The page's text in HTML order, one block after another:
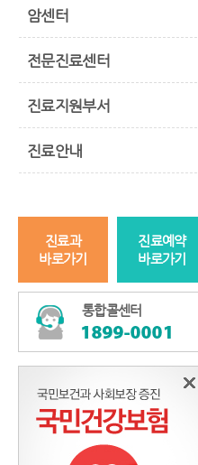
암센터
전문진료센터
진료지원부서
진료안내
진료과
바로가기
진료예약
바로가기
통합콜센터